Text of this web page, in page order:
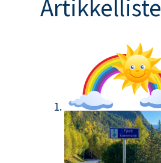
m
u
n
e
eArtikkelliste